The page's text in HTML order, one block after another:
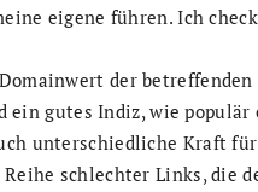
eigene führen. Ich
der
gutes Indiz, wie populär
unterschiedliche Kraft
schlechter Links, die